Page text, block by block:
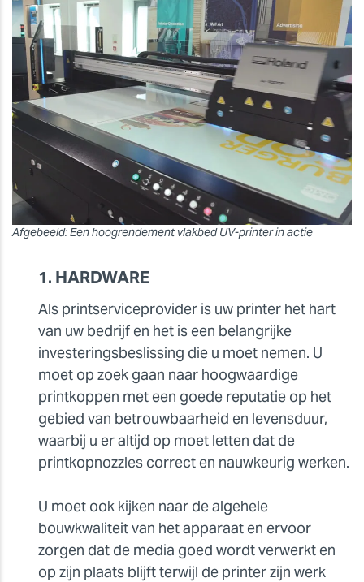
Afgebeeld: Een hoogrendement vlakbed UV-printer in actie
1. HARDWARE
Als printserviceprovider is uw printer het hart
van uw bedrijf en het is een belangrijke
investeringsbeslissing die u moet nemen. U
moet op zoek gaan naar hoogwaardige
printkoppen met een goede reputatie op het
gebied van betrouwbaarheid en levensduur,
waarbij u er altijd op moet letten dat de
printkopnozzles correct en nauwkeurig werken.
U moet ook kijken naar de algehele
bouwkwaliteit van het apparaat en ervoor
zorgen dat de media goed wordt verwerkt en
op zijn plaats blijft terwijl de printer zijn werk